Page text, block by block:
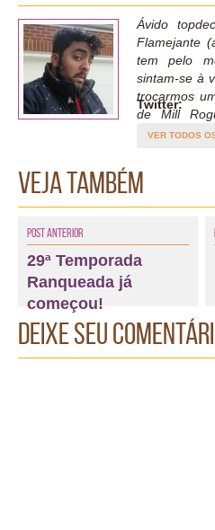
Ávido
Flamejante
tem pelo
sintam-se à
trocarmos
de Mill
amigo...
Twitter:
VER TODOS
Veja também
Post Anterior
29ª Temporada
Ranqueada já
começou!
Deixe seu